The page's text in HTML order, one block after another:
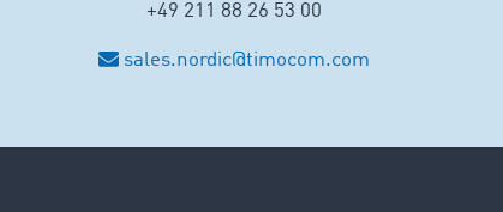
+49 211 88 26 53 00
sales.nordic@timocom.com